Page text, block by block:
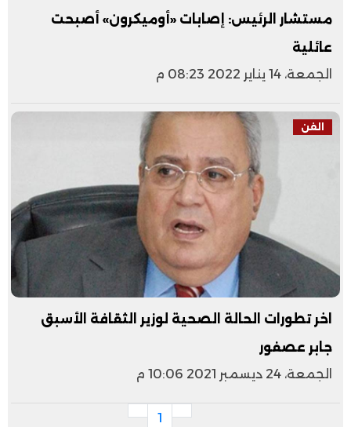
مستشار الرئيس: إصابات «أوميكرون» أصبحت
عائلية
الجمعة، 14 يناير 2022 08:23 م
الفن
اخر تطورات الحالة الصحية لوزير الثقافة الأسبق
جابر عصفور
الجمعة، 24 ديسمبر 2021 10:06 م
1